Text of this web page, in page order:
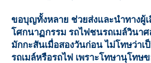
ขอบุญทั้งหลาย ช่วยส่งและนำทางผู้
โศกนาฏกรรม รถไฟชนรถเมล์วินา
มักกะสันเมื่อสองวันก่อน ไม่โทษว่าเ
รถเมล์หรือรถไฟ เพราะโทษานุโทษ